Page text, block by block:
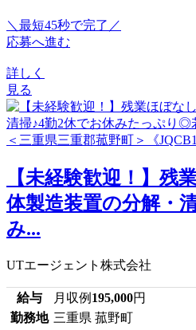
＼最短45秒で完了／
応募へ進む
詳しく
見る
【未経験歓迎！】
体製造装置の分解・
み...
UTエージェント株式会社
給与 月収例 195,000円
勤務地 三重県 菰野町